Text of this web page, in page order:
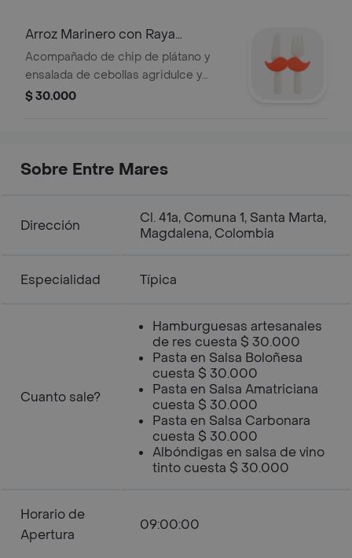
Arroz Marinero con Raya
Ahumada
Acompañado de chip de plátano y
ensalada de cebollas agridulce y
crema marinera
$ 30.000
Sobre Entre Mares
Dirección
Cl. 41a, Comuna 1, Santa Marta,
Magdalena, Colombia
Especialidad Típica
Cuanto sale?
Hamburguesas artesanales
de res cuesta $ 30.000
Pasta en Salsa Boloñesa
cuesta $ 30.000
Pasta en Salsa Amatriciana
cuesta $ 30.000
Pasta en Salsa Carbonara
cuesta $ 30.000
Albóndigas en salsa de vino
tinto cuesta $ 30.000
Horario de
Apertura
09:00:00